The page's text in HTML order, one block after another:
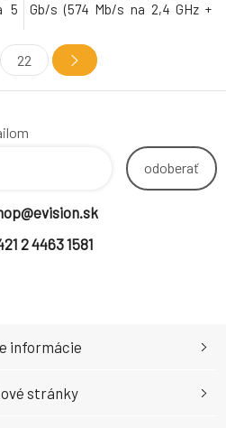
5
Gb/s (574 Mb/s na 2,4 GHz +
Eliminace mrtvých zón Wi-Fi:
Čtyři vysoce ziskové externí
antény rozšiřují WiFi signál do
EAP.* Režim AP: St
22
odoberať
2 4463 1581
informácie
stránky